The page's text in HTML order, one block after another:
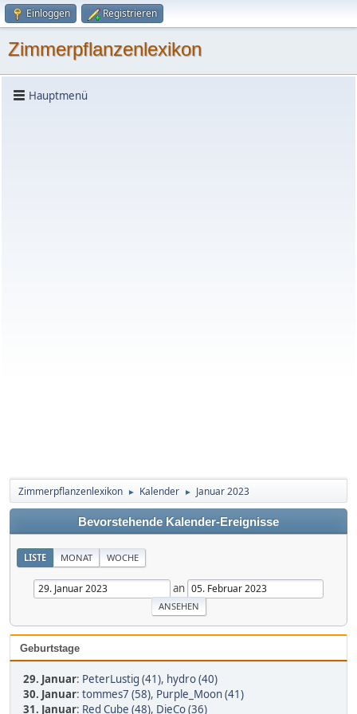
Einloggen Registrieren
Zimmerpflanzenlexikon
Hauptmenü
Zimmerpflanzenlexikon ► Kalender ► Januar 2023
Bevorstehende Kalender-Ereignisse
LISTE MONAT WOCHE
an
Geburtstage
29. Januar: PeterLustig (41), hydro (40)
30. Januar: tommes7 (58), Purple_Moon (41)
31. Januar: Red Cube (48), DieCo (36)